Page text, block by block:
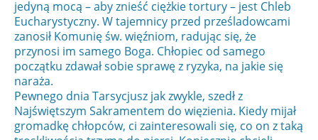
jedyną mocą – aby znieść ciężkie tortury – jest Chleb
Eucharystyczny. W tajemnicy przed prześladowcami
zanosił Komunię św. więźniom, radując się, że
przynosi im samego Boga. Chłopiec od samego
początku zdawał sobie sprawę z ryzyka, na jakie się
naraża.
Pewnego dnia Tarsycjusz jak zwykle, szedł z
Najświętszym Sakramentem do więzienia. Kiedy mijał
gromadkę chłopców, ci zainteresowali się, co on z taką